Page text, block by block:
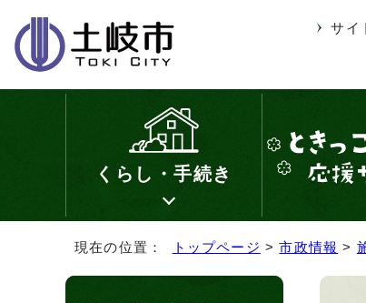
サイ
くらし・手続き
現在の位置： トップページ >市政情報 >